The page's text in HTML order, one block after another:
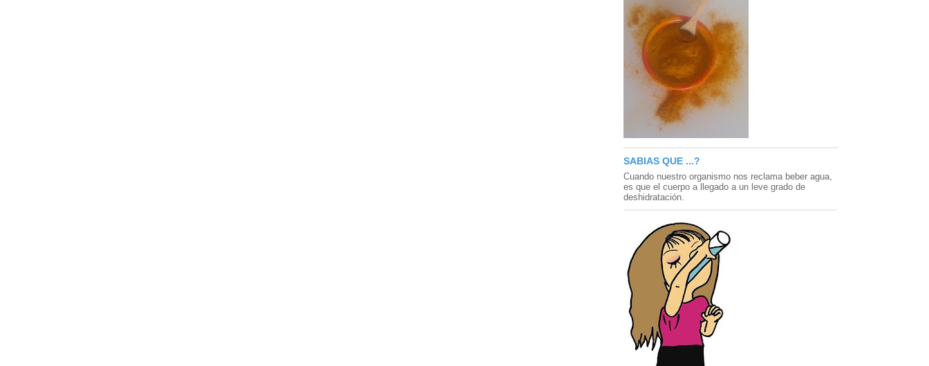
SABIAS QUE ...?
Cuando nuestro organismo nos reclama beber agua,
es que el cuerpo a llegado a un leve grado de
deshidratación.